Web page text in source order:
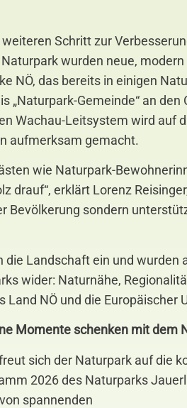
Schritt zur
wurden neue,
NÖ, das bereits in einigen
„Naturpark-Gemeinde“ an
Wachau-Leitsystem wird auf
aufmerksam gemacht.
wie Naturpark-
drauf“, erklärt Lorenz
Bevölkerung sondern
Landschaft ein und
wider: Naturnähe,
NÖ und die Europäischer
Momente schenken mit dem
sich der Naturpark auf die
2026 des Naturparks
spannenden